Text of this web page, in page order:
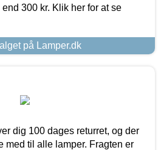
300 kr. Klik her for at se
på Lamper.dk
dig 100 dages returret, og der
med til alle lamper. Fragten er